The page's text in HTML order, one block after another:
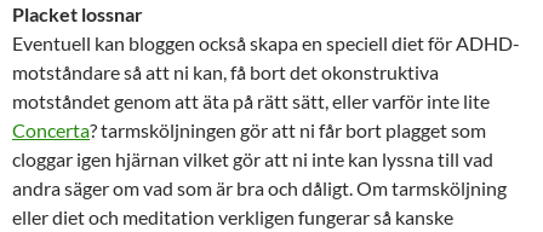
Placket lossnar
Eventuell kan bloggen också skapa en speciell diet för ADHD-
motståndare så att ni kan, få bort det okonstruktiva
motståndet genom att äta på rätt sätt, eller varför inte lite
Concerta? tarmsköljningen gör att ni får bort plagget som
cloggar igen hjärnan vilket gör att ni inte kan lyssna till vad
andra säger om vad som är bra och dåligt. Om tarmsköljning
eller diet och meditation verkligen fungerar så kanske